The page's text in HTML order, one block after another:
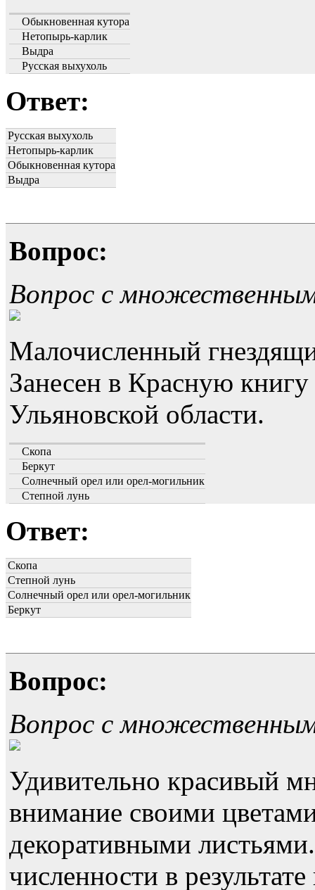
Обыкновенная кутора
Нетопырь-карлик
Выдра
Русская выхухоль
Ответ:
Русская выхухоль
Нетопырь-карлик
Обыкновенная кутора
Выдра
Вопрос:
Вопрос с
Малочисленный
Занесен в Красную
Ульяновской области.
Скопа
Беркут
Солнечный орел или орел-могильник
Степной лунь
Ответ:
Скопа
Степной лунь
Солнечный орел или орел-могильник
Беркут
Вопрос:
Вопрос с
Удивительно красивый
внимание своими
декоративными
численности в